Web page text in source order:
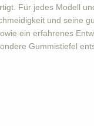
Für jedes Modell
und seine
ein erfahrenes
Gummistiefel